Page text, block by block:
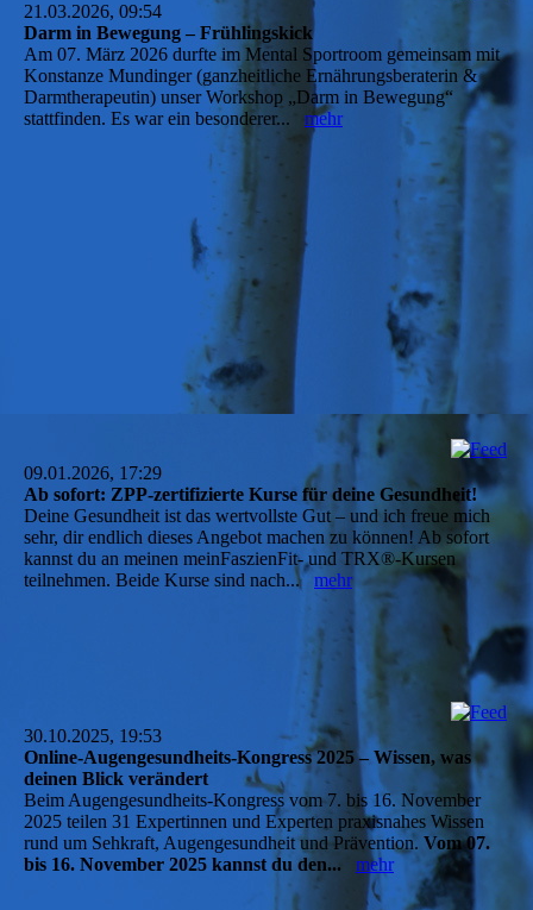
21.03.2026, 09:54
Darm in Bewegung – Frühlingskick
Am 07. März 2026 durfte im Mental Sportroom gemeinsam mit
Konstanze Mundinger (ganzheitliche Ernährungsberaterin &
Darmtherapeutin) unser Workshop „Darm in Bewegung“
stattfinden. Es war ein besonderer... mehr
09.01.2026, 17:29
Ab sofort: ZPP-zertifizierte Kurse für deine Gesundheit!
Deine Gesundheit ist das wertvollste Gut – und ich freue mich
sehr, dir endlich dieses Angebot machen zu können! Ab sofort
kannst du an meinen meinFaszienFit- und TRX®️-Kursen
teilnehmen. Beide Kurse sind nach... mehr
30.10.2025, 19:53
Online-Augengesundheits-Kongress 2025 – Wissen, was
deinen Blick verändert
Beim Augengesundheits-Kongress vom 7. bis 16. November
2025 teilen 31 Expertinnen und Experten praxisnahes Wissen
rund um Sehkraft, Augengesundheit und Prävention. Vom 07.
bis 16. November 2025 kannst du den...
mehr